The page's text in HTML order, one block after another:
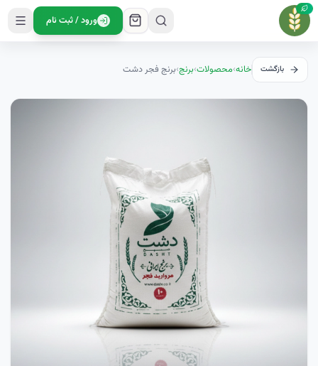
ورود / ثبت نام
بازگشت خانه›محصولات›برنج›برنج فجر دشت